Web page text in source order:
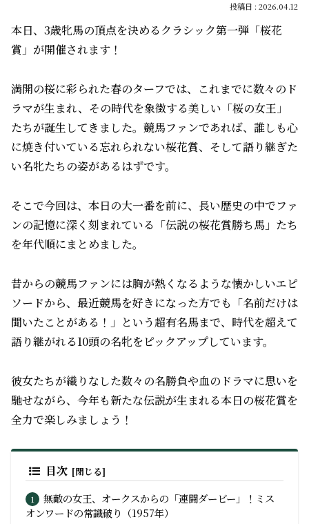
2026.04.12
本日、3歳牝馬の頂点を決めるクラシック第一弾「桜花
賞」が開催されます！
満開の桜に彩られた春のターフでは、これまでに数々のド
ラマが生まれ、その時代を象徴する美しい「桜の女王」
たちが誕生してきました。競馬ファンであれば、誰しも心
に焼き付いている忘れられない桜花賞、そして語り継ぎた
い名牝たちの姿があるはずです。
そこで今回は、本日の大一番を前に、長い歴史の中でファ
ンの記憶に深く刻まれている「伝説の桜花賞勝ち馬」たち
を年代順にまとめました。
昔からの競馬ファンには胸が熱くなるような懐かしいエピ
ソードから、最近競馬を好きになった方でも「名前だけは
聞いたことがある！」という超有名馬まで、時代を超えて
語り継がれる10頭の名牝をピックアップしています。
彼女たちが織りなした数々の名勝負や血のドラマに思いを
馳せながら、今年も新たな伝説が生まれる本日の桜花賞を
全力で楽しみましょう！
目次
無敵の女王、オークスからの「連闘ダービー」！ミス
オンワードの常識破り（1957年）